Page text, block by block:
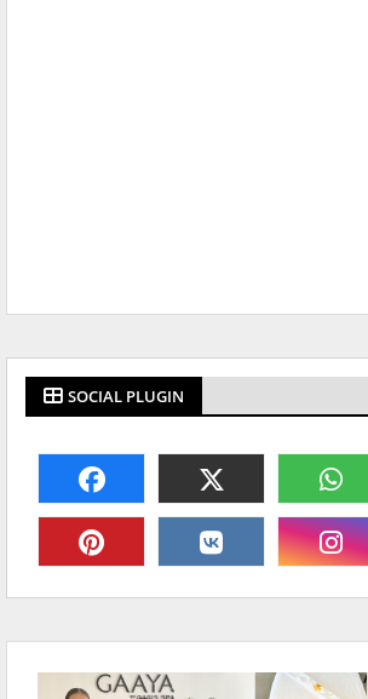
SOCIAL PLUGIN